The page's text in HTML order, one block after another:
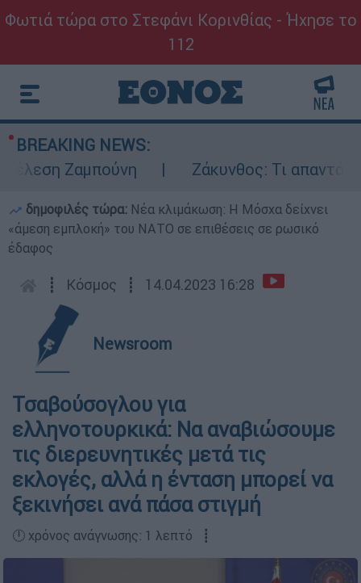
Φωτιά τώρα στο Στεφάνι Κορινθίας - Ήχησε το
112
BREAKING NEWS:
Ζαμπούνη
Ζάκυνθος: Τι απαντά η
δημοφιλές τώρα: Νέα κλιμάκωση: Η Μόσχα δείχνει
«άμεση εμπλοκή» του ΝΑΤΟ σε επιθέσεις σε ρωσικό
έδαφος
┋ Κόσμος ┋ 14.04.2023 16:28
Newsroom
Τσαβούσογλου για
ελληνοτουρκικά: Να αναβιώσουμε
τις διερευνητικές μετά τις
εκλογές, αλλά η ένταση μπορεί να
ξεκινήσει ανά πάσα στιγμή
🕛 χρόνος ανάγνωσης: 1 λεπτό ┋